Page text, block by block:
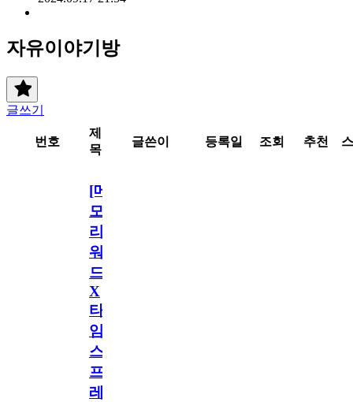
자유이야기방
글쓰기
번호
제
목
글쓴이 등록일 조회 추천
[메
모
리
워
드
X
타
임
스
프
레